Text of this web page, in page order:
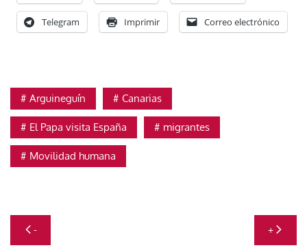
Telegram Imprimir Correo electrónico
Arguineguín Canarias
El Papa visita España migrantes
Movilidad humana
Navegación
- +